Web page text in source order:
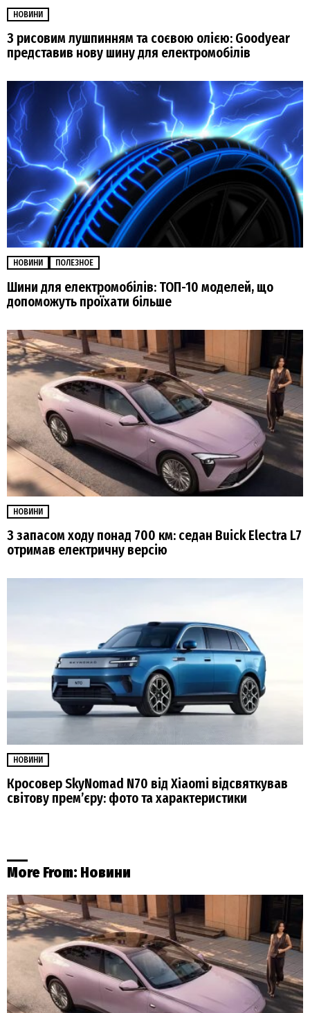
НОВИНИ
З рисовим лушпинням та соєвою олією: Goodyear
представив нову шину для електромобілів
НОВИНИ ПОЛЕЗНОЕ
Шини для електромобілів: ТОП-10 моделей, що
допоможуть проїхати більше
НОВИНИ
З запасом ходу понад 700 км: седан Buick Electra L7
отримав електричну версію
НОВИНИ
Кросовер SkyNomad N70 від Xiaomi відсвяткував
світову прем’єру: фото та характеристики
More From: Новини